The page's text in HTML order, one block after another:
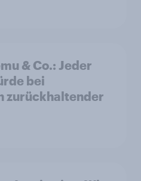
& Co.: Jeder
bei